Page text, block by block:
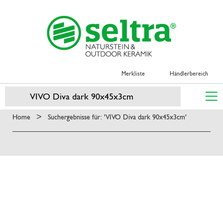
Merkliste Händlerbereich
Home > Suchergebnisse für: 'VIVO Diva dark 90x45x3cm'